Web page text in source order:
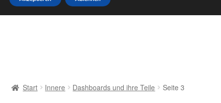
Navigation
springen
Inhalt
springen
Start Innere Dashboards und ihre Teile Seite 3